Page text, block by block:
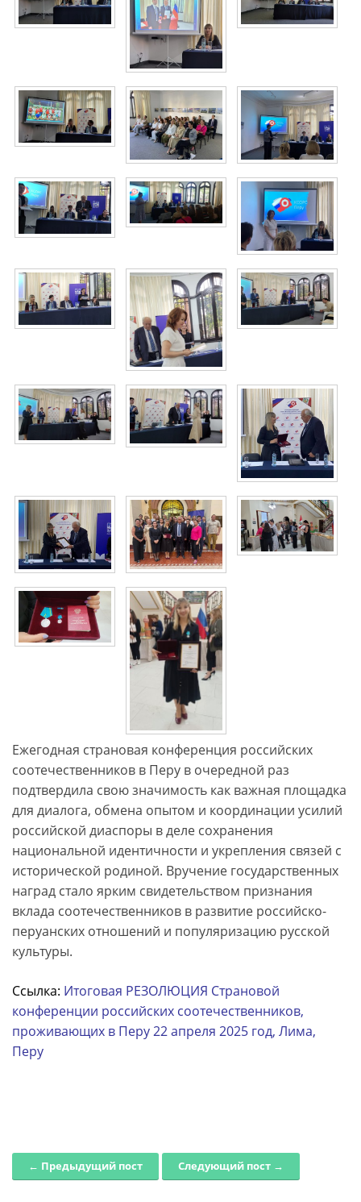
Ежегодная страновая конференция российских
соотечественников в Перу в очередной раз
подтвердила свою значимость как важная площадка
для диалога, обмена опытом и координации усилий
российской диаспоры в деле сохранения
национальной идентичности и укрепления связей с
исторической родиной. Вручение государственных
наград стало ярким свидетельством признания
вклада соотечественников в развитие российско-
перуанских отношений и популяризацию русской
культуры.
Ссылка: Итоговая РЕЗОЛЮЦИЯ Страновой
конференции российских соотечественников,
проживающих в Перу 22 апреля 2025 год, Лима,
Перу
Post navigation
← Предыдущий пост Следующий пост →